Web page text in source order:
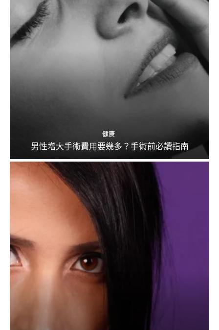
健康
男性增大手術費用要幾多？手術前必讀指南